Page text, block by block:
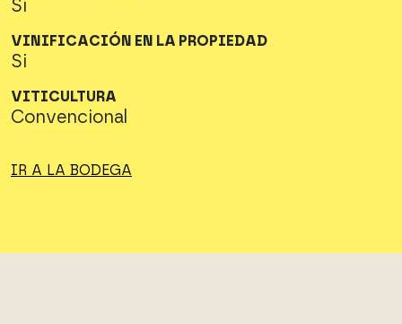
Si
VINIFICACIÓN EN LA PROPIEDAD
Si
VITICULTURA
Convencional
IR A LA BODEGA